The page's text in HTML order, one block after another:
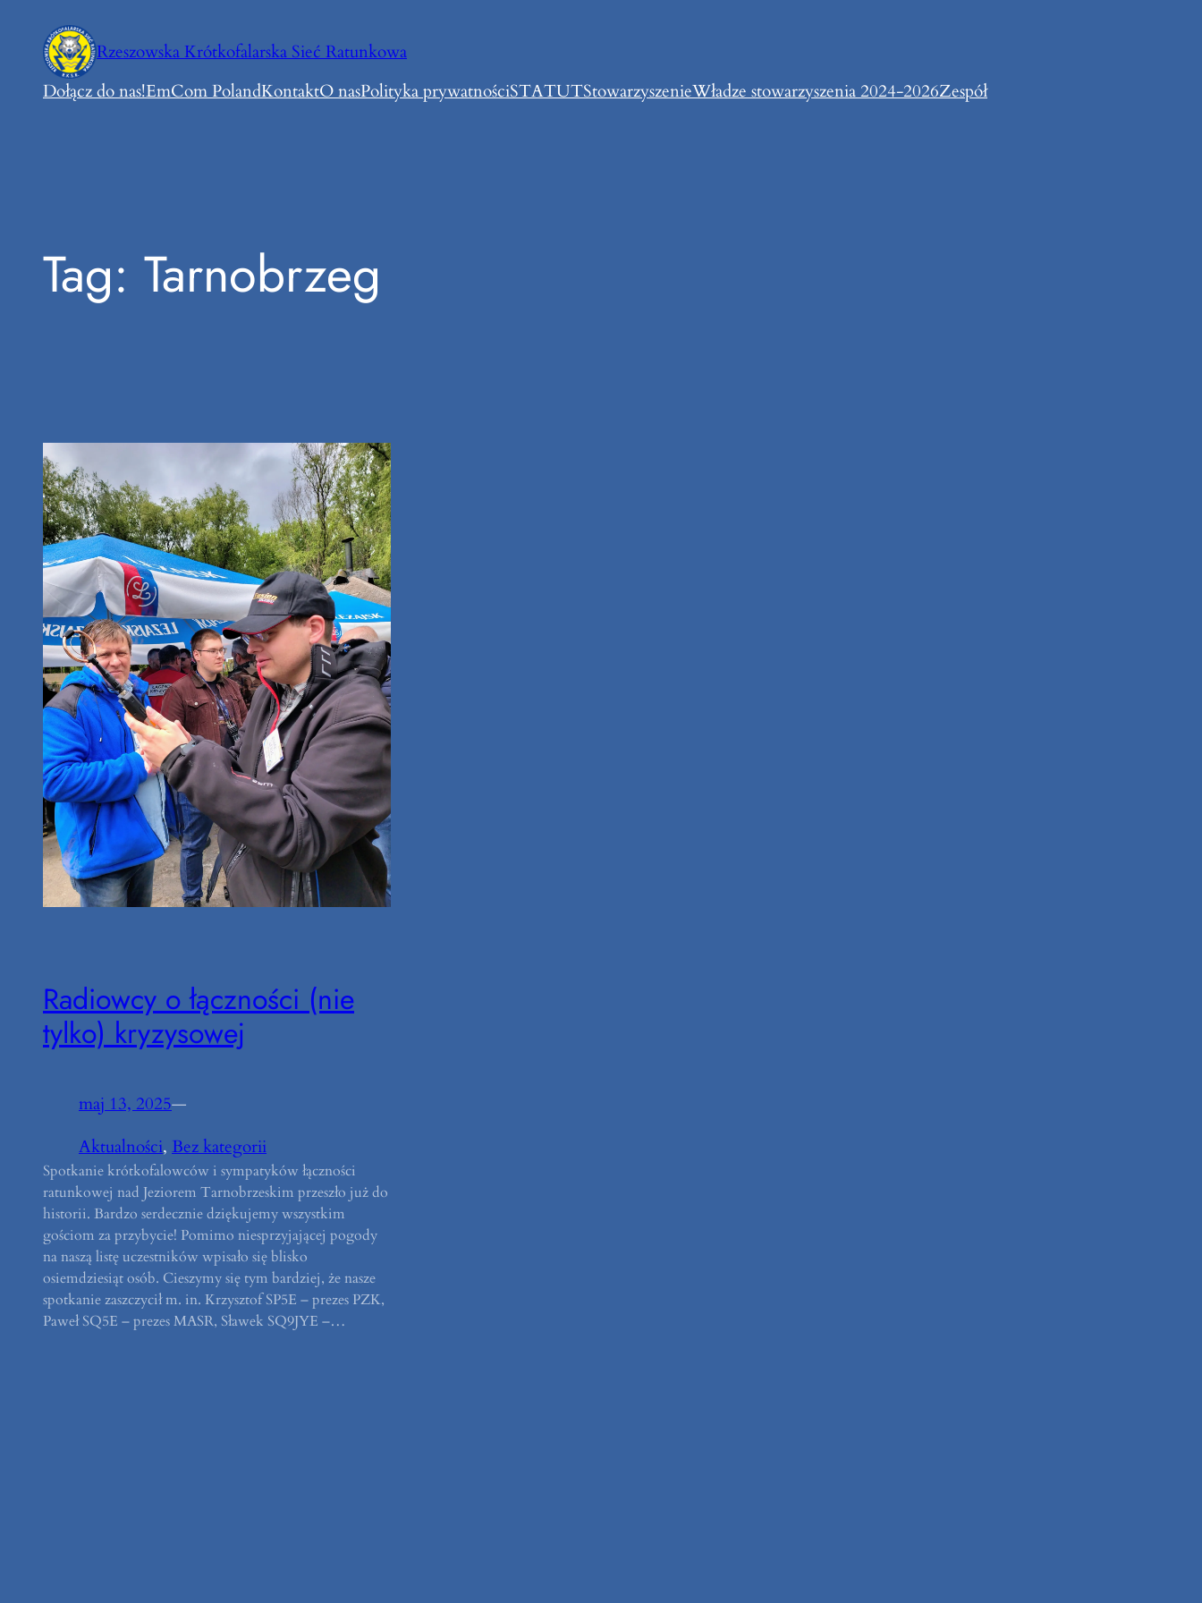
Rzeszowska Krótkofalarska Sieć Ratunkowa
Dołącz do nas!EmCom PolandKontaktO nasPolityka prywatnościSTATUTStowarzyszenieWładze stowarzyszenia 2024-2026Zespół
Tag: Tarnobrzeg
Radiowcy o łączności (nie
tylko) kryzysowej
maj 13, 2025—
Aktualności, Bez kategorii
Spotkanie krótkofalowców i sympatyków łączności
ratunkowej nad Jeziorem Tarnobrzeskim przeszło już do
historii. Bardzo serdecznie dziękujemy wszystkim
gościom za przybycie! Pomimo niesprzyjającej pogody
na naszą listę uczestników wpisało się blisko
osiemdziesiąt osób. Cieszymy się tym bardziej, że nasze
spotkanie zaszczycił m. in. Krzysztof SP5E – prezes PZK,
Paweł SQ5E – prezes MASR, Sławek SQ9JYE –…